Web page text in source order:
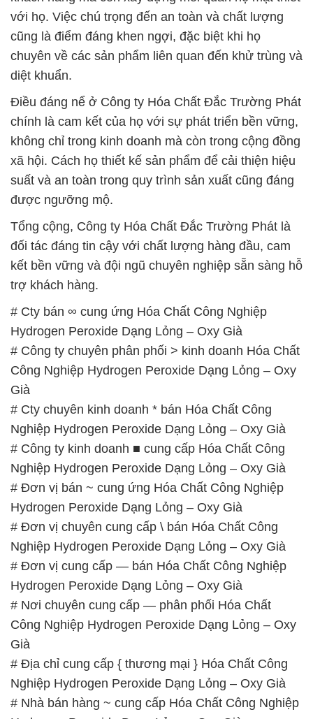
kết bền vững và đội ngũ chuyên nghiệp sẵn sàng hỗ
trợ khách hàng.
# Cty bán ∞ cung ứng Hóa Chất Công Nghiệp
Hydrogen Peroxide Dạng Lỏng – Oxy Già
# Công ty chuyên phân phối > kinh doanh Hóa Chất
Công Nghiệp Hydrogen Peroxide Dạng Lỏng – Oxy
Già
# Cty chuyên kinh doanh * bán Hóa Chất Công
Nghiệp Hydrogen Peroxide Dạng Lỏng – Oxy Già
# Công ty kinh doanh ■ cung cấp Hóa Chất Công
Nghiệp Hydrogen Peroxide Dạng Lỏng – Oxy Già
# Đơn vị bán ~ cung ứng Hóa Chất Công Nghiệp
Hydrogen Peroxide Dạng Lỏng – Oxy Già
# Đơn vị chuyên cung cấp \ bán Hóa Chất Công
Nghiệp Hydrogen Peroxide Dạng Lỏng – Oxy Già
# Đơn vị cung cấp — bán Hóa Chất Công Nghiệp
Hydrogen Peroxide Dạng Lỏng – Oxy Già
# Nơi chuyên cung cấp — phân phối Hóa Chất
Công Nghiệp Hydrogen Peroxide Dạng Lỏng – Oxy
Già
# Địa chỉ cung cấp { thương mại } Hóa Chất Công
Nghiệp Hydrogen Peroxide Dạng Lỏng – Oxy Già
# Nhà bán hàng ~ cung cấp Hóa Chất Công Nghiệp
Hydrogen Peroxide Dạng Lỏng – Oxy Già
# Công ty cung cấp * phân phối Hóa Chất Công
Nghiệp Hydrogen Peroxide Dạng Lỏng – Oxy Già
📞PHÒNG KINH DOANH – CÔNG TY HÓA CHẤT
ĐẮC TRƯỜNG PHÁT🌐
🌐 Website: https://hoachatxulynuoc.com/
📞 Hotline:
– 0933.920.505 – 028.3504.5555
– 028.3756.1835 – 028.3756.1840 –
028.3756.1841- 028.3756.1842